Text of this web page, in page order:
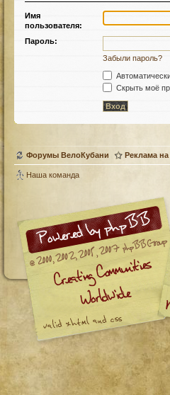
Имя
пользователя:
Пароль:
Забыли пароль?
Скрыть моё
Форумы ВелоКубани Реклама на
Наша команда